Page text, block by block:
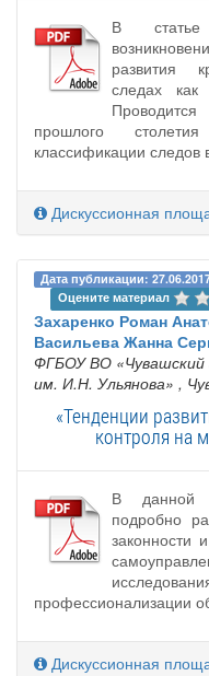
В статье
развития
следах
прошлого
классификации следов
Дискуссионная
Дата публикации:
Оцените материал
Захаренко Роман
Васильева Жанна
ФГБОУ ВО «Чувашский
им. И.Н. Ульянова» ,
«Тенденции
контроля на
В данной
подробно
законности
профессионализации
Дискуссионная